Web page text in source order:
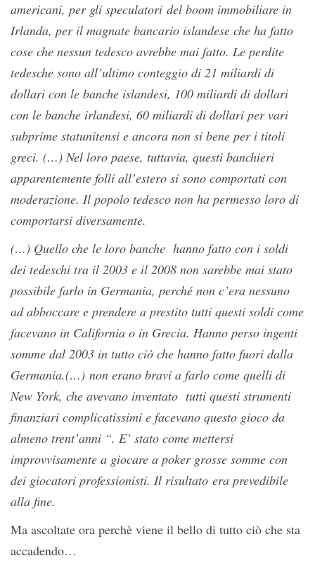
americani, per gli speculatori del boom immobiliare in
Irlanda, per il magnate bancario islandese che ha fatto
cose che nessun tedesco avrebbe mai fatto. Le perdite
tedesche sono all’ultimo conteggio di 21 miliardi di
dollari con le banche islandesi, 100 miliardi di dollari
con le banche irlandesi, 60 miliardi di dollari per vari
subprime statunitensi e ancora non si bene per i titoli
greci. (…) Nel loro paese, tuttavia, questi banchieri
apparentemente folli all’estero si sono comportati con
moderazione. Il popolo tedesco non ha permesso loro di
comportarsi diversamente.
(…) Quello che le loro banche hanno fatto con i soldi
dei tedeschi tra il 2003 e il 2008 non sarebbe mai stato
possibile farlo in Germania, perché non c’era nessuno
ad abboccare e prendere a prestito tutti questi soldi come
facevano in California o in Grecia. Hanno perso ingenti
somme dal 2003 in tutto ciò che hanno fatto fuori dalla
Germania.(…) non erano bravi a farlo come quelli di
New York, che avevano inventato tutti questi strumenti
finanziari complicatissimi e facevano questo gioco da
almeno trent’anni “. E’ stato come mettersi
improvvisamente a giocare a poker grosse somme con
dei giocatori professionisti. Il risultato era prevedibile
alla fine.
Ma ascoltate ora perchè viene il bello di tutto ciò che sta
accadendo…